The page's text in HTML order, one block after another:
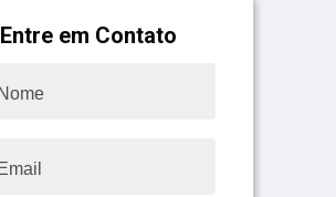
Entre em Contato